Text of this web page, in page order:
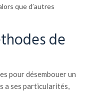
que d’autres
de
pour désembouer un
a ses particularités,